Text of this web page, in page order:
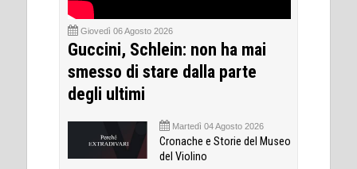
Giovedì 06 Agosto 2026
Guccini, Schlein: non ha mai
smesso di stare dalla parte
degli ultimi
Martedì 04 Agosto 2026
Cronache e Storie del Museo
del Violino